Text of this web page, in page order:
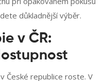
důkladnější výběr.
v ČR:
České republice roste. V